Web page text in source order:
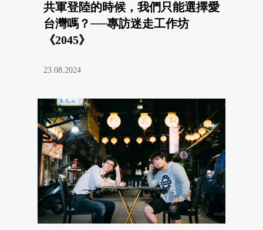
共軍登陸的時候，我們只能選擇愛
台灣嗎？──專訪迷走工作坊
《2045》
23.08.2024